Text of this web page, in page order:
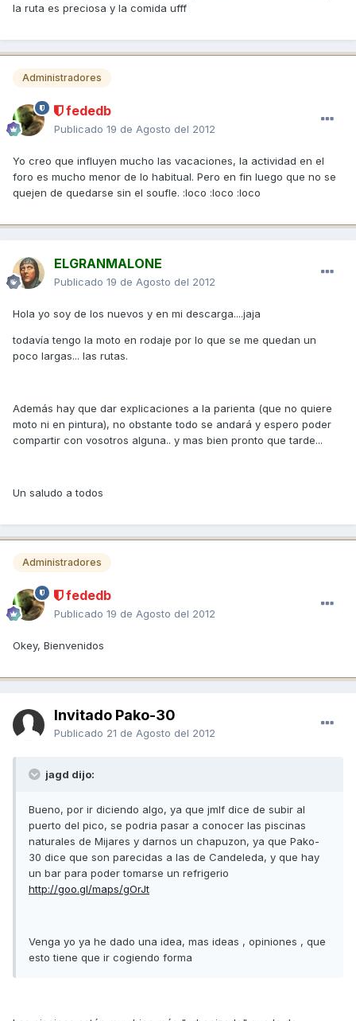
la ruta es preciosa y la comida ufff
Administradores
fededb
Publicado 19 de Agosto del 2012
Yo creo que influyen mucho las vacaciones, la actividad en el
foro es mucho menor de lo habitual. Pero en fin luego que no se
quejen de quedarse sin el soufle. :loco :loco :loco
ELGRANMALONE
Publicado 19 de Agosto del 2012
Hola yo soy de los nuevos y en mi descarga....jaja
todavía tengo la moto en rodaje por lo que se me quedan un
poco largas... las rutas.
Además hay que dar explicaciones a la parienta (que no quiere
moto ni en pintura), no obstante todo se andará y espero poder
compartir con vosotros alguna.. y mas bien pronto que tarde...
Un saludo a todos
Administradores
fededb
Publicado 19 de Agosto del 2012
Okey, Bienvenidos
Invitado Pako-30
Publicado 21 de Agosto del 2012
jagd dijo:
Bueno, por ir diciendo algo, ya que jmlf dice de subir al
puerto del pico, se podria pasar a conocer las piscinas
naturales de Mijares y darnos un chapuzon, ya que Pako-
30 dice que son parecidas a las de Candeleda, y que hay
un bar para poder tomarse un refrigerio
http://goo.gl/maps/gOrJt
Venga yo ya he dado una idea, mas ideas , opiniones , que
esto tiene que ir cogiendo forma